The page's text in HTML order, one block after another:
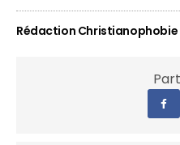
Rédaction Christianophobie